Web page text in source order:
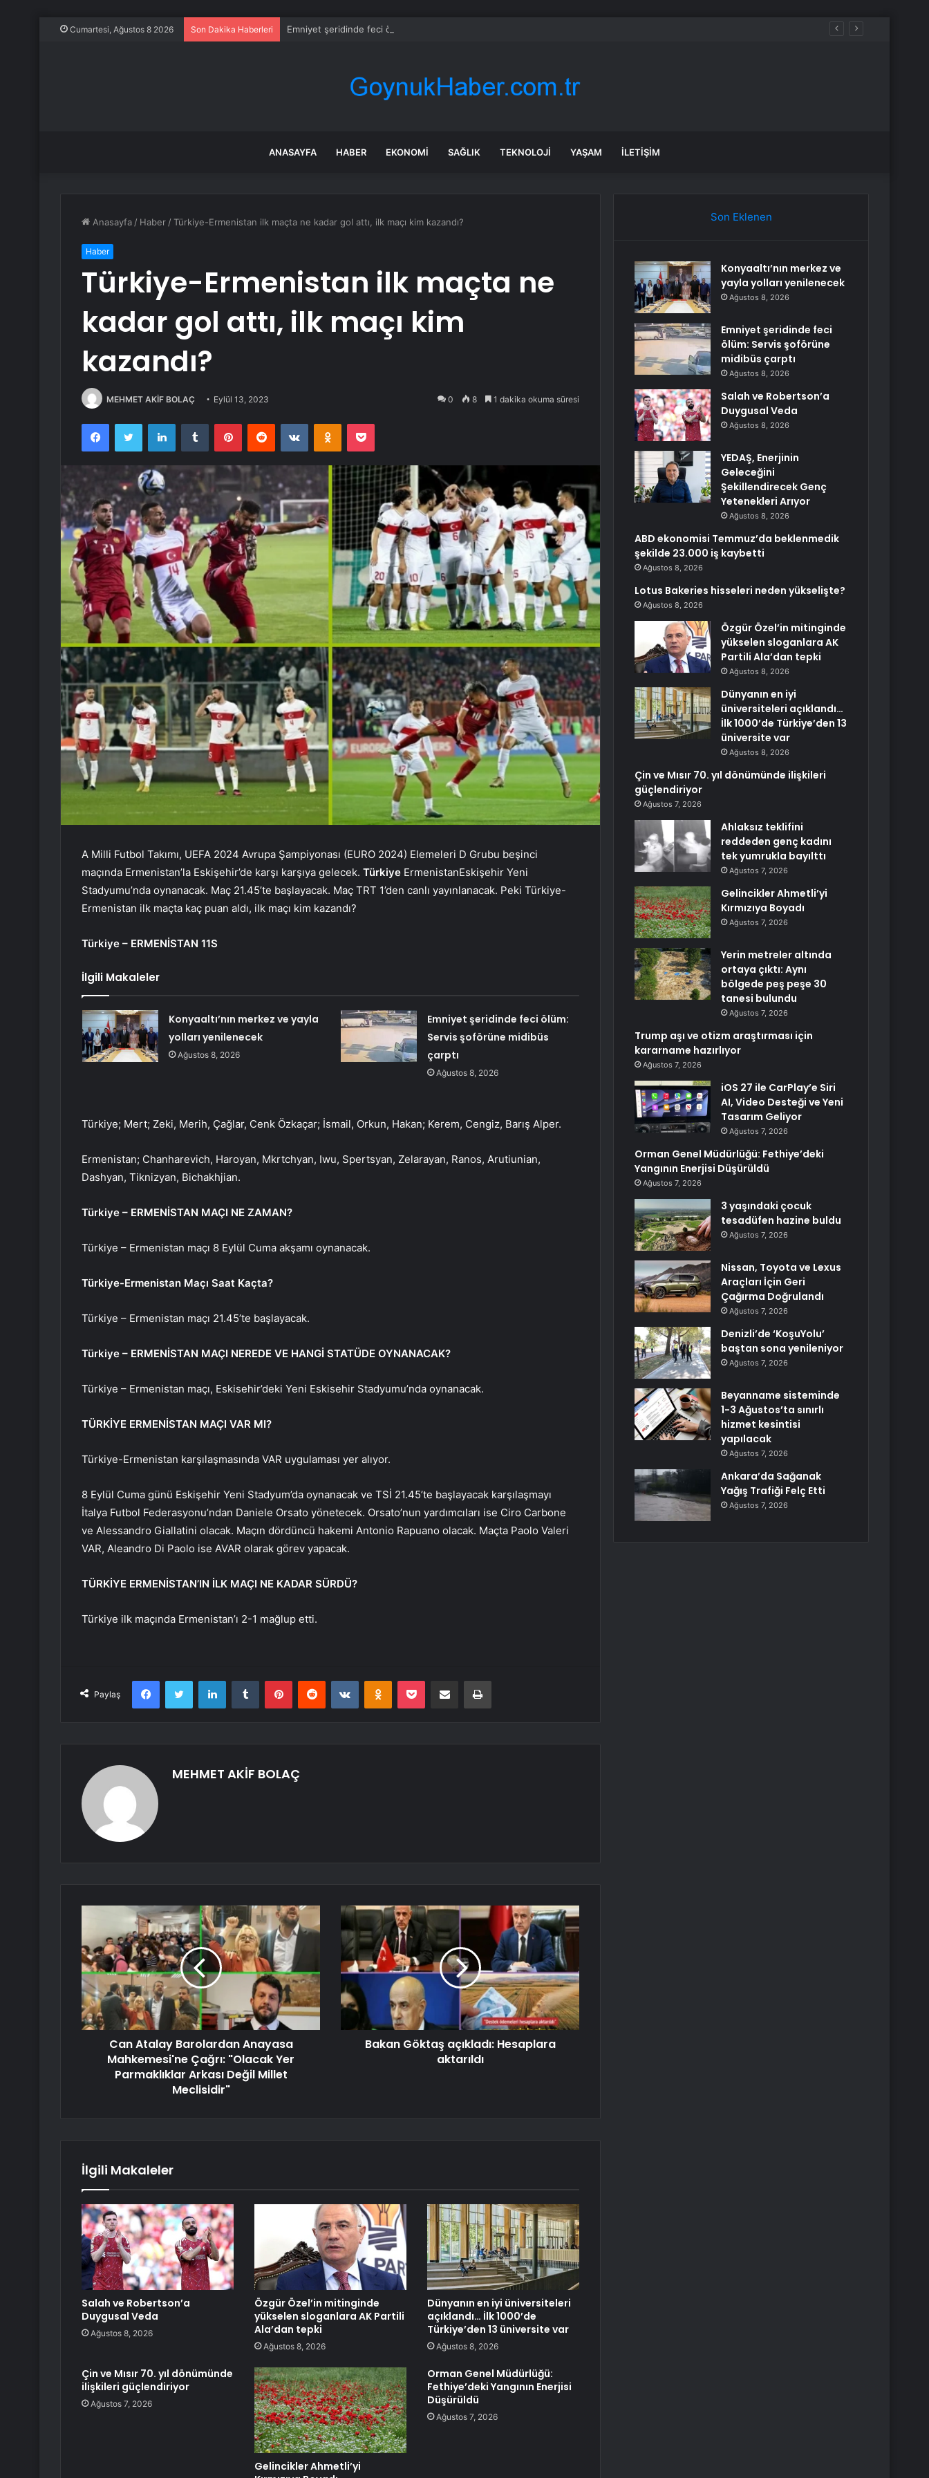
Cumartesi, Ağustos 8 2026 Son Dakika Haberleri Emniyet şeridinde feci ölüm: Servis şoförüne midibüs çarptı
ANASAYFA HABER EKONOMI SAĞLIK TEKNOLOJI YAŞAM İLETIŞIM
Anasayfa / Haber /Türkiye-Ermenistan ilk maçta ne kadar gol attı, ilk maçı kim kazandı?
Haber
Türkiye-Ermenistan ilk maçta ne
kadar gol attı, ilk maçı kim
kazandı?
MEHMET AKİF BOLAÇ Eylül 13, 2023 0 8 1 dakika okuma süresi
FacebookTwitter LinkedInTumblr PinterestReddit VKontakteOdnoklassniki
Pocket
A Milli Futbol Takımı, UEFA 2024 Avrupa Şampiyonası (EURO 2024) Elemeleri D Grubu beşinci
maçında Ermenistan’la Eskişehir’de karşı karşıya gelecek. Türkiye ErmenistanEskişehir Yeni
Stadyumu’nda oynanacak. Maç 21.45’te başlayacak. Maç TRT 1’den canlı yayınlanacak. Peki Türkiye-
Ermenistan ilk maçta kaç puan aldı, ilk maçı kim kazandı?
Türkiye – ERMENİSTAN 11S
İlgili Makaleler
Konyaaltı’nın merkez ve yayla
yolları yenilenecek
Ağustos 8, 2026
Emniyet şeridinde feci ölüm:
Servis şoförüne midibüs
çarptı
Ağustos 8, 2026
Türkiye; Mert; Zeki, Merih, Çağlar, Cenk Özkaçar; İsmail, Orkun, Hakan; Kerem, Cengiz, Barış Alper.
Ermenistan; Chanharevich, Haroyan, Mkrtchyan, Iwu, Spertsyan, Zelarayan, Ranos, Arutiunian,
Dashyan, Tiknizyan, Bichakhjian.
Türkiye – ERMENİSTAN MAÇI NE ZAMAN?
Türkiye – Ermenistan maçı 8 Eylül Cuma akşamı oynanacak.
Türkiye-Ermenistan Maçı Saat Kaçta?
Türkiye – Ermenistan maçı 21.45’te başlayacak.
Türkiye – ERMENİSTAN MAÇI NEREDE VE HANGİ STATÜDE OYNANACAK?
Türkiye – Ermenistan maçı, Eskisehir’deki Yeni Eskisehir Stadyumu’nda oynanacak.
TÜRKİYE ERMENİSTAN MAÇI VAR MI?
Türkiye-Ermenistan karşılaşmasında VAR uygulaması yer alıyor.
8 Eylül Cuma günü Eskişehir Yeni Stadyum’da oynanacak ve TSİ 21.45’te başlayacak karşılaşmayı
İtalya Futbol Federasyonu’ndan Daniele Orsato yönetecek. Orsato’nun yardımcıları ise Ciro Carbone
ve Alessandro Giallatini olacak. Maçın dördüncü hakemi Antonio Rapuano olacak. Maçta Paolo Valeri
VAR, Aleandro Di Paolo ise AVAR olarak görev yapacak.
TÜRKİYE ERMENİSTAN’IN İLK MAÇI NE KADAR SÜRDÜ?
Türkiye ilk maçında Ermenistan’ı 2-1 mağlup etti.
Paylaş
FacebookTwitter LinkedInTumblr PinterestReddit VKontakteOdnoklassniki
Pocket E-Posta ile paylaş Yazdır
MEHMET AKİF BOLAÇ
Can Atalay Barolardan Anayasa
Mahkemesi'ne Çağrı: "Olacak Yer
Parmaklıklar Arkası Değil Millet
Meclisidir"
Bakan Göktaş açıkladı: Hesaplara
aktarıldı
İlgili Makaleler
Salah ve Robertson’a
Duygusal Veda
Ağustos 8, 2026
Özgür Özel’in mitinginde
yükselen sloganlara AK Partili
Ala’dan tepki
Ağustos 8, 2026
Dünyanın en iyi üniversiteleri
açıklandı… İlk 1000’de
Türkiye’den 13 üniversite var
Ağustos 8, 2026
Çin ve Mısır 70. yıl dönümünde
ilişkileri güçlendiriyor
Ağustos 7, 2026
Gelincikler Ahmetli’yi
Orman Genel Müdürlüğü:
Fethiye’deki Yangının Enerjisi
Düşürüldü
Ağustos 7, 2026
Son Eklenen
Konyaaltı’nın merkez ve
yayla yolları yenilenecek
Ağustos 8, 2026
Emniyet şeridinde feci
ölüm: Servis şoförüne
midibüs çarptı
Ağustos 8, 2026
Salah ve Robertson’a
Duygusal Veda
Ağustos 8, 2026
YEDAŞ, Enerjinin
Geleceğini
Şekillendirecek Genç
Yetenekleri Arıyor
Ağustos 8, 2026
ABD ekonomisi Temmuz’da beklenmedik
şekilde 23.000 iş kaybetti
Ağustos 8, 2026
Lotus Bakeries hisseleri neden yükselişte?
Ağustos 8, 2026
Özgür Özel’in mitinginde
yükselen sloganlara AK
Partili Ala’dan tepki
Ağustos 8, 2026
Dünyanın en iyi
üniversiteleri açıklandı…
İlk 1000’de Türkiye’den 13
üniversite var
Ağustos 8, 2026
Çin ve Mısır 70. yıl dönümünde ilişkileri
güçlendiriyor
Ağustos 7, 2026
Ahlaksız teklifini
reddeden genç kadını
tek yumrukla bayılttı
Ağustos 7, 2026
Gelincikler Ahmetli’yi
Kırmızıya Boyadı
Ağustos 7, 2026
Yerin metreler altında
ortaya çıktı: Aynı
bölgede peş peşe 30
tanesi bulundu
Ağustos 7, 2026
Trump aşı ve otizm araştırması için
kararname hazırlıyor
Ağustos 7, 2026
iOS 27 ile CarPlay’e Siri
AI, Video Desteği ve Yeni
Tasarım Geliyor
Ağustos 7, 2026
Orman Genel Müdürlüğü: Fethiye’deki
Yangının Enerjisi Düşürüldü
Ağustos 7, 2026
3 yaşındaki çocuk
tesadüfen hazine buldu
Ağustos 7, 2026
Nissan, Toyota ve Lexus
Araçları İçin Geri
Çağırma Doğrulandı
Ağustos 7, 2026
Denizli’de ‘KoşuYolu’
baştan sona yenileniyor
Ağustos 7, 2026
Beyanname sisteminde
1-3 Ağustos’ta sınırlı
hizmet kesintisi
yapılacak
Ağustos 7, 2026
Ankara’da Sağanak
Yağış Trafiği Felç Etti
Ağustos 7, 2026